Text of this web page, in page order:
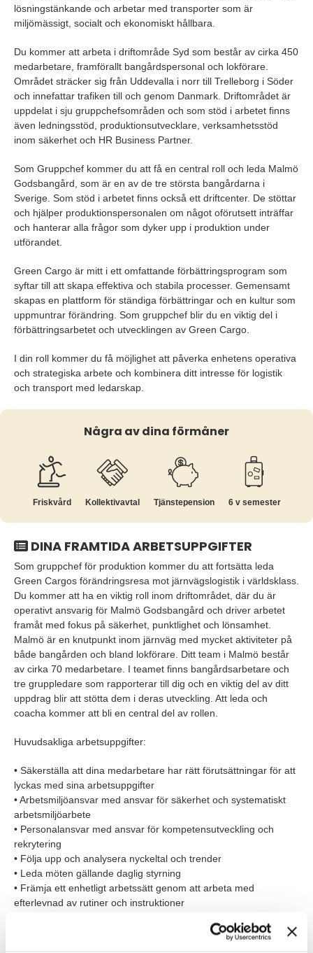
lösningstänkande och arbetar med transporter som är
miljömässigt, socialt och ekonomiskt hållbara.
Du kommer att arbeta i driftområde Syd som består av cirka 450
medarbetare, framförallt bangårdspersonal och lokförare.
Området sträcker sig från Uddevalla i norr till Trelleborg i Söder
och innefattar trafiken till och genom Danmark. Driftområdet är
uppdelat i sju gruppchefsområden och som stöd i arbetet finns
även ledningsstöd, produktionsutvecklare, verksamhetsstöd
inom säkerhet och HR Business Partner.
Som Gruppchef kommer du att få en central roll och leda Malmö
Godsbangård, som är en av de tre största bangårdarna i
Sverige. Som stöd i arbetet finns också ett driftcenter. De stöttar
och hjälper produktionspersonalen om något oförutsett inträffar
och hanterar alla frågor som dyker upp i produktion under
utförandet.
Green Cargo är mitt i ett omfattande förbättringsprogram som
syftar till att skapa effektiva och stabila processer. Gemensamt
skapas en plattform för ständiga förbättringar och en kultur som
uppmuntrar förändring. Som gruppchef blir du en viktig del i
förbättringsarbetet och utvecklingen av Green Cargo.
I din roll kommer du få möjlighet att påverka enhetens operativa
och strategiska arbete och kombinera ditt intresse för logistik
och transport med ledarskap.
Några av dina förmåner
Friskvård Kollektiv­avtal Tjänste­pension 6 v semester
DINA FRAMTIDA ARBETSUPPGIFTER
Som gruppchef för produktion kommer du att fortsätta leda
Green Cargos förändringsresa mot järnvägslogistik i världsklass.
Du kommer att ha en viktig roll inom driftområdet, där du är
operativt ansvarig för Malmö Godsbangård och driver arbetet
framåt med fokus på säkerhet, punktlighet och lönsamhet.
Malmö är en knutpunkt inom järnväg med mycket aktiviteter på
både bangården och bland lokförare. Ditt team i Malmö består
av cirka 70 medarbetare. I teamet finns bangårdsarbetare och
tre gruppledare som rapporterar till dig och en viktig del av ditt
uppdrag blir att stötta dem i deras utveckling. Att leda och
coacha kommer att bli en central del av rollen.
Huvudsakliga arbetsuppgifter:
• Säkerställa att dina medarbetare har rätt förutsättningar för att
lyckas med sina arbetsuppgifter
• Arbetsmiljöansvar med ansvar för säkerhet och systematiskt
arbetsmiljöarbete
• Personalansvar med ansvar för kompetensutveckling och
rekrytering
• Följa upp och analysera nyckeltal och trender
• Leda möten gällande daglig styrning
• Främja ett enhetligt arbetssätt genom att arbeta med
efterlevnad av rutiner och instruktioner
med hjälp av bland annat systematisk problemlösning